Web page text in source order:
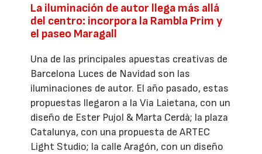
La iluminación de autor llega más allá
del centro: incorpora la Rambla Prim y
el paseo Maragall
Una de las principales apuestas creativas de
Barcelona Luces de Navidad son las
iluminaciones de autor. El año pasado, estas
propuestas llegaron a la Via Laietana, con un
diseño de Ester Pujol & Marta Cerdà; la plaza
Catalunya, con una propuesta de ARTEC
Light Studio; la calle Aragón, con un diseño